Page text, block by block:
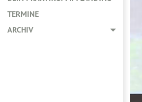
TERMINE
ARCHIV
Toggle